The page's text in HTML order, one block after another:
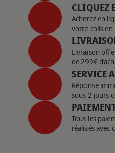
CLIQUEZ
Achetez en
votre colis en
Livraison
de 299€
SERVICE
Réponse
sous 2 jours
Tous les
réalisés avec